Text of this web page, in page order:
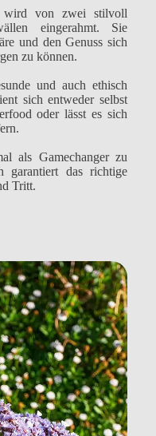
wird von zwei stilvoll
eingerahmt. Sie
und den Genuss sich
zu können.
und auch ethisch
sich entweder selbst
oder lässt es sich
als Gamechanger zu
garantiert das richtige
Tritt.